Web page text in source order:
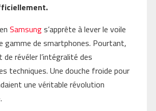
Samsungs’apprête à lever le voile
gamme de smartphones. Pourtant,
révéler l’intégralité des
techniques. Une douche froide pour
une véritable révolution